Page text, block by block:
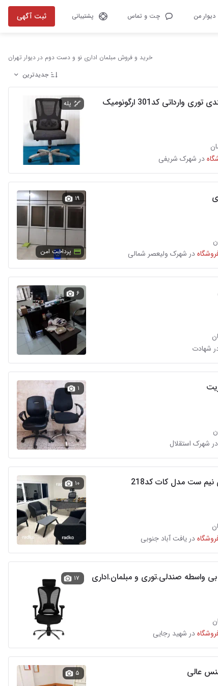
دیوار من چت و تماس پشتیبانی ثبت آگهی
خرید و فروش مبلمان اداری نو و دست دوم در دیوار تهران
جدیدترین
وارداتی کد301 ارگونومیک
در شهرک شریفی
پله
در شهرک ولیعصر شمالی
۱۹
پرداخت امن
شهادت
۶
شهرک استقلال
۱
نیم ست مدل کات کد218
در یافت آباد جنوبی
۱۰
واسطه صندلی.توری و مبلمان‌.اداری
در شهید رجایی
۱۷
عالی ۵